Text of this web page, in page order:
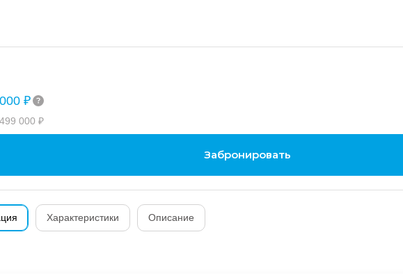
₽
000 ₽
Забронировать
Характеристики Описание